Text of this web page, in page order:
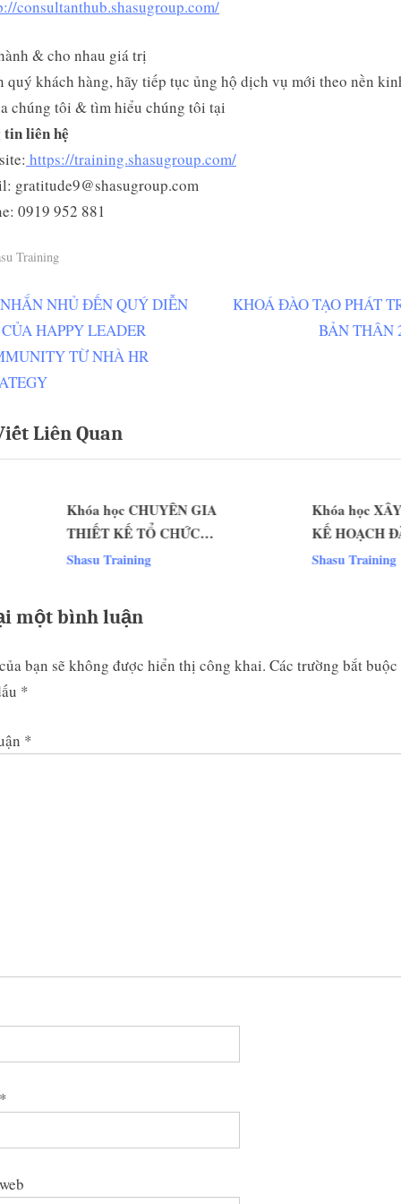
consultanthub.shasugroup.com/
& cho nhau giá trị
quý khách hàng, hãy tiếp tục ủng hộ dịch vụ mới theo nền
chúng tôi & tìm hiểu chúng tôi tại
tin liên hệ
https://training.shasugroup.com/
gratitude9@shasugroup.com
0919 952 881
Training
NHỦ ĐẾN QUÝ DIỄN
HAPPY LEADER
TỪ NHÀ HR
N
s
KHOÁ ĐÀO TẠO PHÁT
BẢN THÂN
Liên Quan
Khóa học CHUYÊN GIA
THIẾT KẾ TỔ CHỨC
VÀ ĐÁNH GIÁ VỊ TRÍ
Shasu Training
Khóa học XÂY
KẾ HOẠCH
DỰA TRÊN
Shasu Training
một bình luận
bạn sẽ không được hiển thị công khai. Các trường bắt buộc
*
*
*